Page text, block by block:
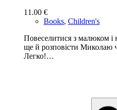
11.00 €
Books, Children's
Повеселитися з малюком і
ще й розповісти Миколаю
Легко!…